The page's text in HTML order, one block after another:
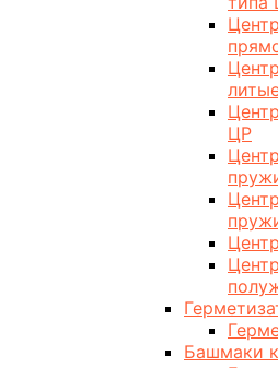
ЦР
Башмаки